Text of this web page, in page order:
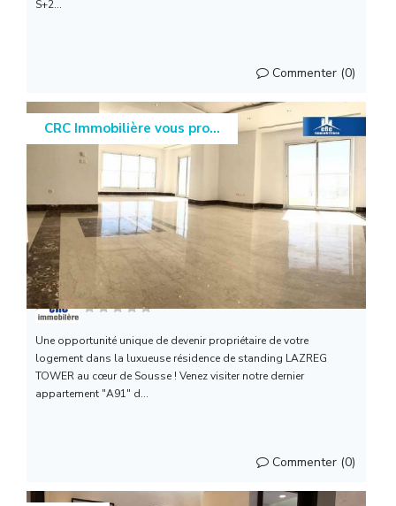
S+2...
Commenter (0)
CRC Immobilière vous pro...
CRC IMMOBILIERE
Une opportunité unique de devenir propriétaire de votre
logement dans la luxueuse résidence de standing LAZREG
TOWER au cœur de Sousse ! Venez visiter notre dernier
appartement "A91" d...
Commenter (0)